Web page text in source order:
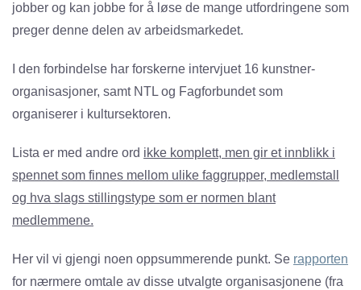
jobber og kan jobbe for å løse de mange utfordringene som
preger denne delen av arbeidsmarkedet.
I den forbindelse har forskerne intervjuet 16 kunstner-
organisasjoner, samt NTL og Fagforbundet som
organiserer i kultursektoren.
Lista er med andre ord ikke komplett, men gir et innblikk i
spennet som finnes mellom ulike faggrupper, medlemstall
og hva slags stillingstype som er normen blant
medlemmene.
Her vil vi gjengi noen oppsummerende punkt. Se rapporten
for nærmere omtale av disse utvalgte organisasjonene (fra